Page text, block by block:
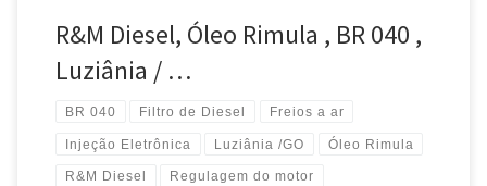
R&M Diesel, Óleo Rimula , BR 040 ,
Luziânia / …
BR 040 Filtro de Diesel Freios a ar
Injeção Eletrônica Luziânia /GO Óleo Rimula
R&M Diesel Regulagem do motor